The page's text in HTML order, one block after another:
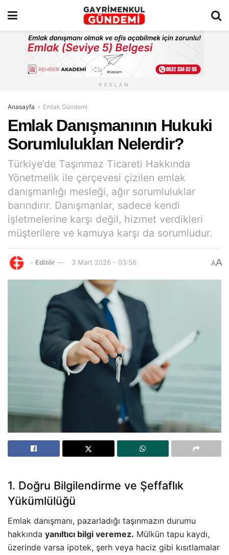
REKLAM
Anasayfa Emlak Gündemi
Emlak Danışmanının Hukuki
Sorumlulukları Nelerdir?
Türkiye’de Taşınmaz Ticareti Hakkında
Yönetmelik ile çerçevesi çizilen emlak
danışmanlığı mesleği, ağır sorumluluklar
barındırır. Danışmanlar, sadece kendi
işletmelerine karşı değil, hizmet verdikleri
müşterilere ve kamuya karşı da sorumludur.
- Editör 3 Mart 2026 - 03:56 AA
1. Doğru Bilgilendirme ve Şeffaflık
Yükümlülüğü
Emlak danışmanı, pazarladığı taşınmazın durumu
hakkında yanıltıcı bilgi veremez. Mülkün tapu kaydı,
üzerinde varsa ipotek, şerh veya haciz gibi kısıtlamalar